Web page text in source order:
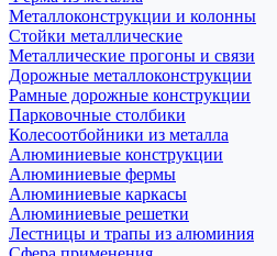
Металлоконструкции и колонны
Стойки металлические
Металлические прогоны и связи
Дорожные металлоконструкции
Рамные дорожные конструкции
Парковочные столбики
Колесоотбойники из металла
Алюминиевые конструкции
Алюминиевые фермы
Алюминиевые каркасы
Алюминиевые решетки
Лестницы и трапы из алюминия